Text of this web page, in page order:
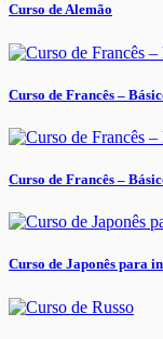
Curso de Alemão
Curso de Francês –
Curso de Francês –
Curso de Japonês para